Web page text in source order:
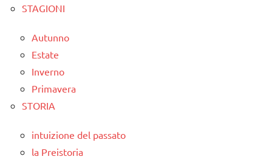
STAGIONI
Autunno
Estate
Inverno
Primavera
STORIA
intuizione del passato
la Preistoria